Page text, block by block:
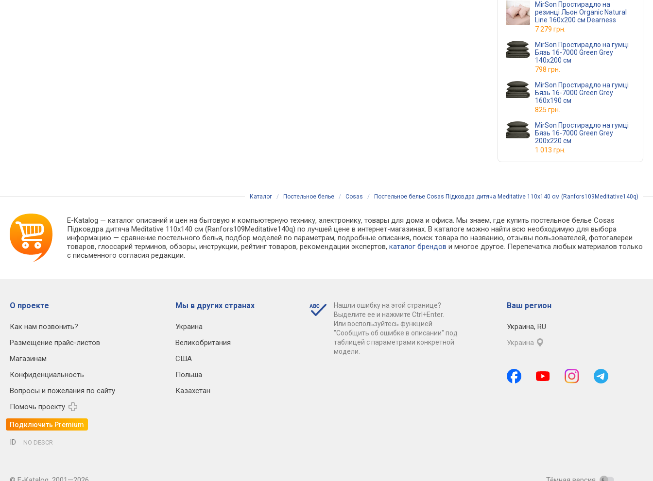
MirSon Простирадло на
резинці Льон Organic Natural
Line 160х200 см Dearness
7 279 грн.
MirSon Простирадло на гумці
Бязь 16-7000 Green Grey
140x200 см
798 грн.
MirSon Простирадло на гумці
Бязь 16-7000 Green Grey
160x190 см
825 грн.
MirSon Простирадло на гумці
Бязь 16-7000 Green Grey
200x220 см
1 013 грн.
Каталог / Постельное белье / Cosas / Постельное белье Cosas Підковдра дитяча Meditative 110х140 см (Ranfors109Meditative140q)
E-Katalog — каталог описаний и цен на бытовую и компьютерную технику, электронику, товары для дома и офиса. Мы знаем, где купить постельное белье Cosas
Підковдра дитяча Meditative 110х140 см (Ranfors109Meditative140q) по лучшей цене в интернет-магазинах. В каталоге можно найти всю необходимую для выбора
информацию — сравнение постельного белья, подбор моделей по параметрам, подробные описания, поиск товара по названию, отзывы пользователей, фотогалереи
товаров, глоссарий терминов, обзоры, инструкции, рейтинг товаров, рекомендации экспертов,каталог брендов и многое другое. Перепечатка любых материалов только
с письменного согласия редакции.
О проекте
Как нам позвонить?
Размещение прайс-листов
Магазинам
Конфиденциальность
Вопросы и пожелания по сайту
Помочь проекту
Подключить Premium
Мы в других странах
Украина
Великобритания
США
Польша
Казахстан
Нашли ошибку на этой странице?
Выделите ее и нажмите Ctrl+Enter.
Или воспользуйтесь функцией
"Сообщить об ошибке в описании" под
таблицей с параметрами конкретной
модели.
Ваш регион
Украина, RU
Украина
ID NO DESCR